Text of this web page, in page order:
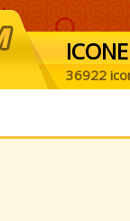
ICONE
36922